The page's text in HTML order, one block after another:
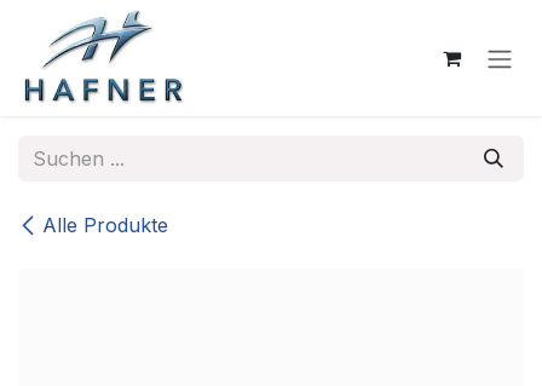
Zum Inhalt springen
Alle Produkte